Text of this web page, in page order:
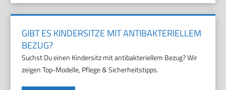
GIBT ES KINDERSITZE MIT ANTIBAKTERIELLEM
BEZUG?
Suchst Du einen Kindersitz mit antibakteriellem Bezug? Wir
zeigen Top-Modelle, Pflege & Sicherheitstipps.